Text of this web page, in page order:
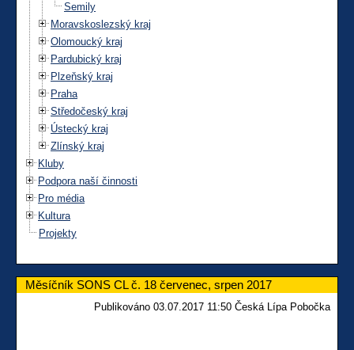
Semily
Moravskoslezský kraj
Olomoucký kraj
Pardubický kraj
Plzeňský kraj
Praha
Středočeský kraj
Ústecký kraj
Zlínský kraj
Kluby
Podpora naší činnosti
Pro média
Kultura
Projekty
Měsíčník SONS CL č. 18 červenec, srpen 2017
Publikováno 03.07.2017 11:50 Česká Lípa Pobočka